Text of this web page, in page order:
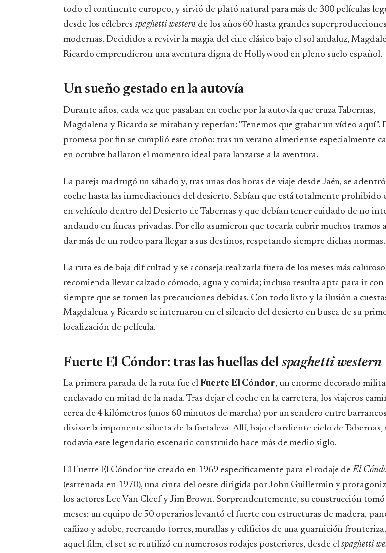
todo el continente europeo, y sirvió de plató natural para más de 300 películas
desde los célebres spaghetti western de los años 60 hasta grandes superproducciones
modernas. Decididos a revivir la magia del cine clásico bajo el sol andaluz,
Ricardo emprendieron una aventura digna de Hollywood en pleno suelo español.
Un sueño gestado en la autovía
Durante años, cada vez que pasaban en coche por la autovía que cruza Tabernas,
Magdalena y Ricardo se miraban y repetían: "Tenemos que grabar un vídeo aquí".
promesa por fin se cumplió este otoño: tras un verano almeriense especialmente
en octubre hallaron el momento ideal para lanzarse a la aventura.
La pareja madrugó un sábado y, tras unas dos horas de viaje desde Jaén, se
coche hasta las inmediaciones del desierto. Sabían que está totalmente prohibido
en vehículo dentro del Desierto de Tabernas y que debían tener cuidado de no
andando en fincas privadas. Por ello asumieron que tocaría cubrir muchos tramos
dar más de un rodeo para llegar a sus destinos, respetando siempre dichas normas.
La ruta es de baja dificultad y se aconseja realizarla fuera de los meses más
recomienda llevar calzado cómodo, agua y comida; incluso resulta apta para ir con
siempre que se tomen las precauciones debidas. Con todo listo y la ilusión a
Magdalena y Ricardo se internaron en el silencio del desierto en busca de su
localización de película.
Fuerte El Cóndor: tras las huellas delspaghetti western
La primera parada de la ruta fue el Fuerte El Cóndor, un enorme decorado
enclavado en mitad de la nada. Tras dejar el coche en la carretera, los viajeros
cerca de 4 kilómetros (unos 60 minutos de marcha) por un sendero entre
divisar la imponente silueta de la fortaleza. Allí, bajo el ardiente cielo de Tabernas,
todavía este legendario escenario construido hace más de medio siglo.
El Fuerte El Cóndor fue creado en 1969 específicamente para el rodaje deEl
(estrenada en 1970), una cinta del oeste dirigida por John Guillermin y
los actores Lee Van Cleef y Jim Brown. Sorprendentemente, su construcción tomó
meses: un equipo de 50 operarios levantó el fuerte con estructuras de madera,
cañizo y adobe, recreando torres, murallas y edificios de una guarnición fronteriza.
aquel film, el set se reutilizó en numerosos rodajes posteriores, desde el spaghetti